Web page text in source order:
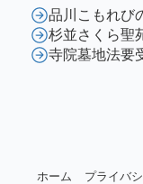
品川こもれび
杉並さくら聖
寺院墓地法要
ホーム プライバ